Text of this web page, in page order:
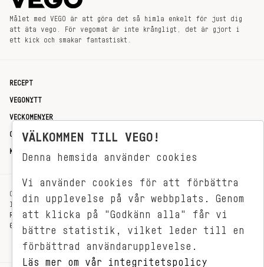
Målet med VEGO är att göra det så himla enkelt för just dig
att äta vego. För vegomat är inte krångligt, det är gjort i
ett kick och smakar fantastiskt.
RECEPT
VEGONYTT
VECKOMENYER
OM OSS
KONTAKT
OXENSTIERNSGATAN 33
114 27 STOCKHOLM
REDAKTIONEN@VEGOMAGASINET.SE
08-799 62 01
VÄLKOMMEN TILL VEGO!
Denna hemsida använder cookies
Vi använder cookies för att förbättra
din upplevelse på vår webbplats. Genom
att klicka på "Godkänn alla" får vi
bättre statistik, vilket leder till en
förbättrad användarupplevelse.
Läs mer om vår integritetspolicy